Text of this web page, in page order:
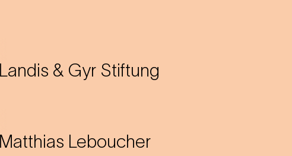
Landis & Gyr Stiftung
Matthias Leboucher